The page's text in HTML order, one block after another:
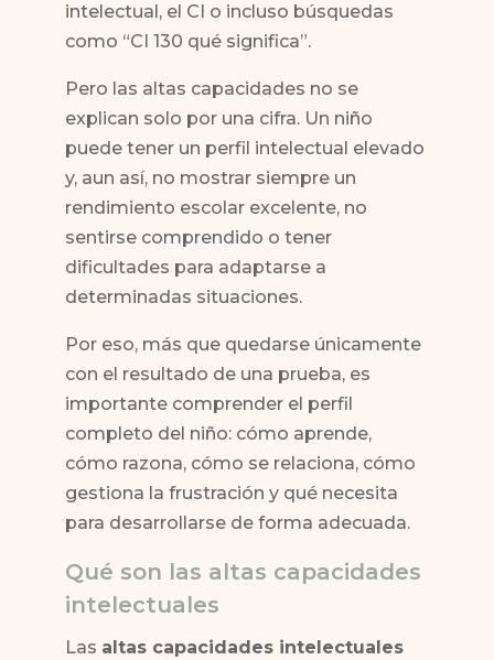
intelectual, el CI o incluso búsquedas
como “CI 130 qué significa”.
Pero las altas capacidades no se
explican solo por una cifra. Un niño
puede tener un perfil intelectual elevado
y, aun así, no mostrar siempre un
rendimiento escolar excelente, no
sentirse comprendido o tener
dificultades para adaptarse a
determinadas situaciones.
Por eso, más que quedarse únicamente
con el resultado de una prueba, es
importante comprender el perfil
completo del niño: cómo aprende,
cómo razona, cómo se relaciona, cómo
gestiona la frustración y qué necesita
para desarrollarse de forma adecuada.
Qué son las altas capacidades
intelectuales
Las altas capacidades intelectuales